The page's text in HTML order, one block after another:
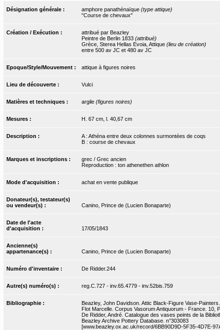
Désignation générale : amphore panathénaïque (type attique)
"Course de chevaux"
Création / Exécution :
attribué par Beazley
Peintre de Berlin 1833 (attribué)
Grèce, Sterea Hellas Evoia, Attique (lieu de création)
entre 500 av JC et 480 av JC
Epoque/Style/Mouvement : attique à figures noires
Lieu de découverte : Vulci
Matières et techniques : argile (figures noires)
Mesures : H. 67 cm, l. 40,67 cm
Description :
A : Athéna entre deux colonnes surmontées de coqs
B : course de chevaux
Marques et inscriptions :
grec / Grec ancien
Reproduction : ton athenethen athlon
Mode d'acquisition : achat en vente publique
Donateur(s), testateur(s)
ou vendeur(s) :
Canino, Prince de (Lucien Bonaparte)
Date de l'acte
d'acquisition :
17/05/1843
Ancienne(s)
appartenance(s) :
Canino, Prince de (Lucien Bonaparte)
Numéro d'inventaire : De Ridder.244
Autre(s) numéro(s) : reg.C.727 - inv.65.4779 - inv.52bis.759
Bibliographie :
Beazley, John Davidson. Attic Black-Figure Vase-
Flot Marcelle. Corpus Vasorum Antiquorum - France. 10,
De Ridder, André. Catalogue des vases peints de la
Beazley Archive Pottery Database. n°303083
[www.beazley.ox.ac.uk/record/6BB90D9D-5F35-4D7E-